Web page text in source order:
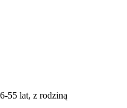
55 lat, z rodziną